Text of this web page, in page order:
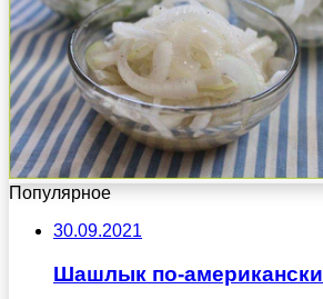
Популярное
30.09.2021
Шашлык по-американски